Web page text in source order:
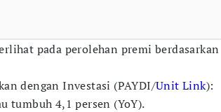
pada perolehan premi berdasarkan
dengan Investasi (PAYDI/Unit Link):
tumbuh 4,1 persen (YoY).